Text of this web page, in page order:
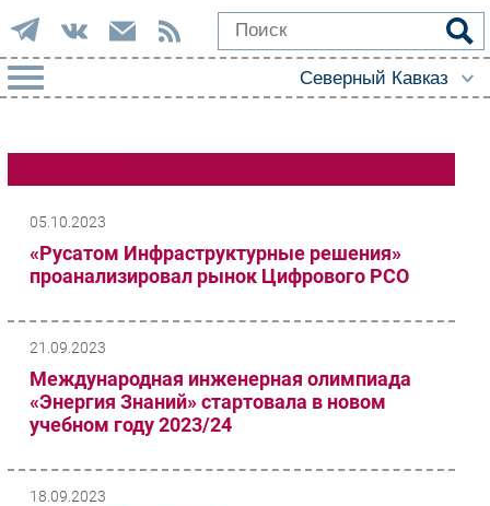
Импорто­замещение
Автоматизация Промышленности
Интернет
Мобильная связь
Маркетинг
Торговые сети
ПО
05.10.2023
«Русатом Инфраструктурные решения»
проанализировал рынок Цифрового РСО
21.09.2023
Международная инженерная олимпиада
«Энергия Знаний» стартовала в новом
учебном году 2023/24
18.09.2023